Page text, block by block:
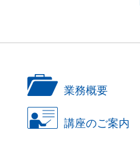
業務概要
講座のご案内